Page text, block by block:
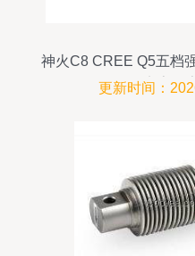
神火C8 CREE Q5五档
点亮农
更新时间：